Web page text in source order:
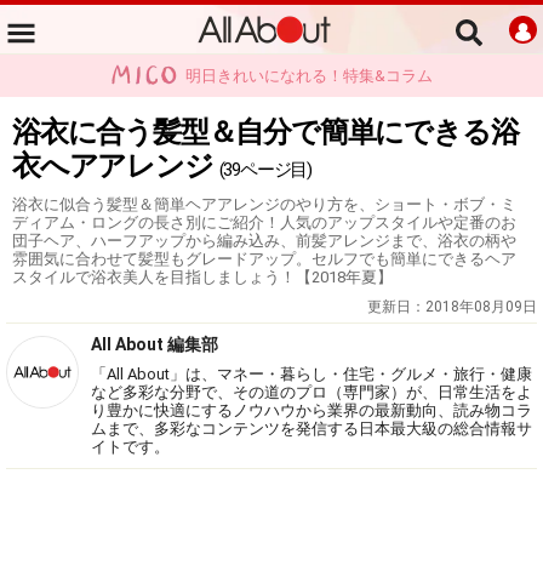
明日きれいになれる！特集&コラム
浴衣に合う髪型＆自分で簡単にできる浴
衣へアアレンジ (39ページ目)
浴衣に似合う髪型＆簡単ヘアアレンジのやり方を、ショート・ボブ・ミ
ディアム・ロングの長さ別にご紹介！人気のアップスタイルや定番のお
団子ヘア、ハーフアップから編み込み、前髪アレンジまで、浴衣の柄や
雰囲気に合わせて髪型もグレードアップ。セルフでも簡単にできるヘア
スタイルで浴衣美人を目指しましょう！【2018年夏】
更新日： 2018年08月09日
All About 編集部
「All About」は、マネー・暮らし・住宅・グルメ・旅行・健康
など多彩な分野で、その道のプロ（専門家）が、日常生活をよ
り豊かに快適にするノウハウから業界の最新動向、読み物コラ
ムまで、多彩なコンテンツを発信する日本最大級の総合情報サ
イトです。